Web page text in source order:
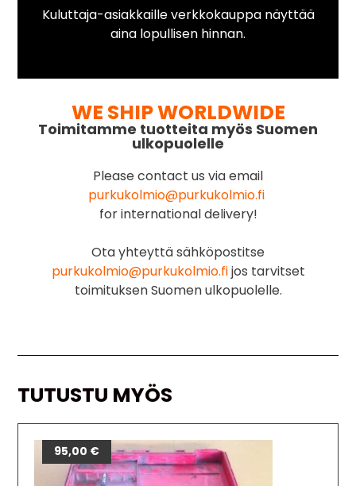
Kuluttaja-asiakkaille verkkokauppa näyttää
aina lopullisen hinnan.
WE SHIP WORLDWIDE
Toimitamme tuotteita myös Suomen
ulkopuolelle
Please contact us via email
purkukolmio@purkukolmio.fi
for international delivery!
Ota yhteyttä sähköpostitse
purkukolmio@purkukolmio.fijos tarvitset
toimituksen Suomen ulkopuolelle.
TUTUSTU MYÖS
95,00 €